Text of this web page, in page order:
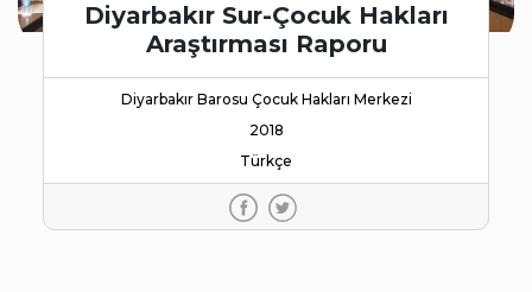
Diyarbakır Sur-Çocuk Hakları
Araştırması Raporu
Diyarbakır Barosu Çocuk Hakları Merkezi
2018
Türkçe